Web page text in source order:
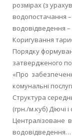
розмірах (з
водопостачання
водовідведення –
Коригування
Порядку
затвердженого
«Про
комунальні
Структура
(грн./м.куб) Діючі
Централізоване
водовідведення…